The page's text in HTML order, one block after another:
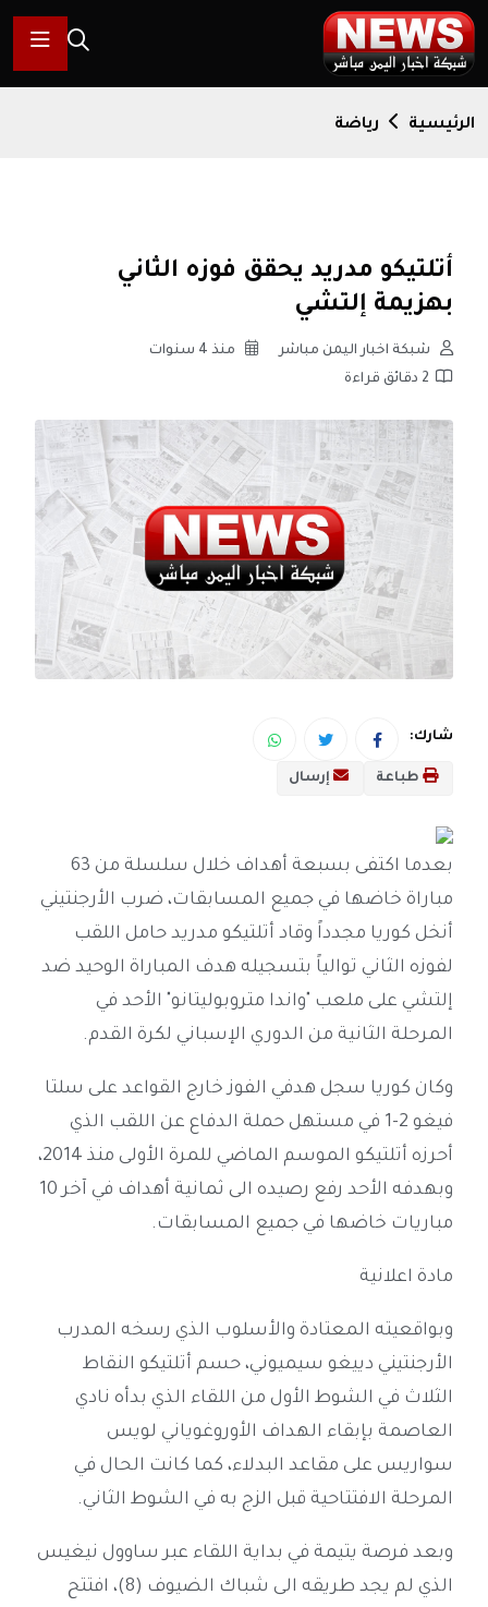
الرئيسية رياضة
أتلتيكو مدريد يحقق فوزه الثاني
بهزيمة إلتشي
شبكة اخبار اليمن مباشر
منذ 4 سنوات
2 دقائق قراءة
شارك:
طباعة إرسال
بعدما اكتفى بسبعة أهداف خلال سلسلة من 63
مباراة خاضها في جميع المسابقات، ضرب الأرجنتيني
أنخل كوريا مجدداً وقاد أتلتيكو مدريد حامل اللقب
لفوزه الثاني توالياً بتسجيله هدف المباراة الوحيد ضد
إلتشي على ملعب "واندا متروبوليتانو" الأحد في
المرحلة الثانية من الدوري الإسباني لكرة القدم.
وكان كوريا سجل هدفي الفوز خارج القواعد على سلتا
فيغو 2-1 في مستهل حملة الدفاع عن اللقب الذي
أحرزه أتلتيكو الموسم الماضي للمرة الأولى منذ 2014،
وبهدفه الأحد رفع رصيده الى ثمانية أهداف في آخر 10
مباريات خاضها في جميع المسابقات.
مادة اعلانية
وبواقعيته المعتادة والأسلوب الذي رسخه المدرب
الأرجنتيني دييغو سيميوني، حسم أتلتيكو النقاط
الثلاث في الشوط الأول من اللقاء الذي بدأه نادي
العاصمة بإبقاء الهداف الأوروغوياني لويس
سواريس على مقاعد البدلاء، كما كانت الحال في
المرحلة الافتتاحية قبل الزج به في الشوط الثاني.
وبعد فرصة يتيمة في بداية اللقاء عبر ساوول نيغيس
الذي لم يجد طريقه الى شباك الضيوف (8)، افتتح